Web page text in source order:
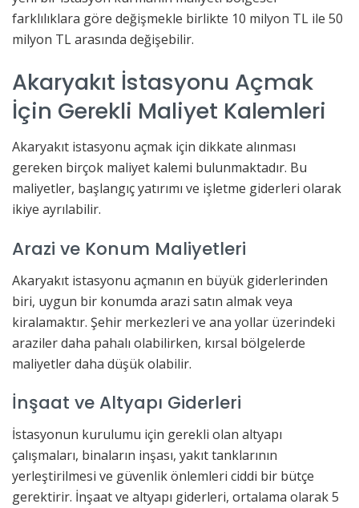
farklılıklara göre değişmekle birlikte 10 milyon TL ile 50
milyon TL arasında değişebilir.
Akaryakıt İstasyonu Açmak
İçin Gerekli Maliyet Kalemleri
Akaryakıt istasyonu açmak için dikkate alınması
gereken birçok maliyet kalemi bulunmaktadır. Bu
maliyetler, başlangıç yatırımı ve işletme giderleri olarak
ikiye ayrılabilir.
Arazi ve Konum Maliyetleri
Akaryakıt istasyonu açmanın en büyük giderlerinden
biri, uygun bir konumda arazi satın almak veya
kiralamaktır. Şehir merkezleri ve ana yollar üzerindeki
araziler daha pahalı olabilirken, kırsal bölgelerde
maliyetler daha düşük olabilir.
İnşaat ve Altyapı Giderleri
İstasyonun kurulumu için gerekli olan altyapı
çalışmaları, binaların inşası, yakıt tanklarının
yerleştirilmesi ve güvenlik önlemleri ciddi bir bütçe
gerektirir. İnşaat ve altyapı giderleri, ortalama olarak 5